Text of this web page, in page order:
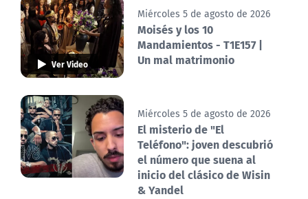
Ver Video
Miércoles 5 de agosto de 2026
Moisés y los 10
Mandamientos - T1E157 |
Un mal matrimonio
Miércoles 5 de agosto de 2026
El misterio de "El
Teléfono": joven descubrió
el número que suena al
inicio del clásico de Wisin
& Yandel